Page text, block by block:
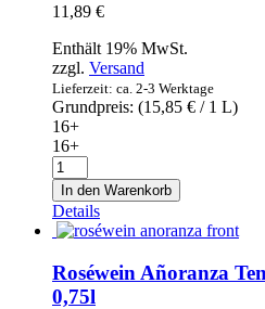
11,89 €
Enthält 19% MwSt.
zzgl. Versand
Lieferzeit: ca. 2-3 Werktage
Grundpreis: (15,85 € / 1 L)
16+
16+
Rotwein
Añoranza
Crianza
Tempranillo
2016
0,75l
Menge
In den Warenkorb
Details
Roséwein Añoranza
0,75l